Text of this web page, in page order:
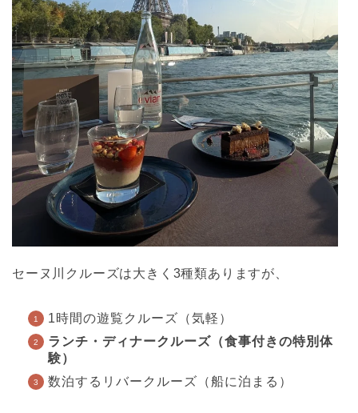
セーヌ川クルーズは大きく3種類ありますが、
1時間の遊覧クルーズ（気軽）
ランチ・ディナークルーズ（食事付きの特別体
験）
数泊するリバークルーズ（船に泊まる）